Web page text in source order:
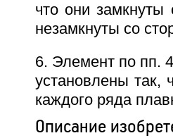
что они замкнуты
незамкнуты со
6. Элемент по пп.
установлены так,
каждого ряда
Описание